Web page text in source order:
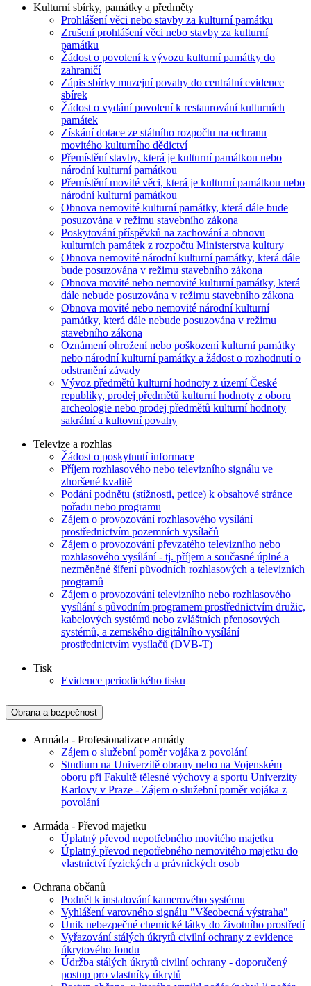
Kulturní sbírky, památky a předměty
Prohlášení věci nebo stavby za kulturní památku
Zrušení prohlášení věci nebo stavby za kulturní
památku
Žádost o povolení k vývozu kulturní památky do
zahraničí
Zápis sbírky muzejní povahy do centrální evidence
sbírek
Žádost o vydání povolení k restaurování kulturních
památek
Získání dotace ze státního rozpočtu na ochranu
movitého kulturního dědictví
Přemístění stavby, která je kulturní památkou nebo
národní kulturní památkou
Přemístění movité věci, která je kulturní památkou nebo
národní kulturní památkou
Obnova nemovité kulturní památky, která dále bude
posuzována v režimu stavebního zákona
Poskytování příspěvků na zachování a obnovu
kulturních památek z rozpočtu Ministerstva kultury
Obnova nemovité národní kulturní památky, která dále
bude posuzována v režimu stavebního zákona
Obnova movité nebo nemovité kulturní památky, která
dále nebude posuzována v režimu stavebního zákona
Obnova movité nebo nemovité národní kulturní
památky, která dále nebude posuzována v režimu
stavebního zákona
Oznámení ohrožení nebo poškození kulturní památky
nebo národní kulturní památky a žádost o rozhodnutí o
odstranění závady
Vývoz předmětů kulturní hodnoty z území České
republiky, prodej předmětů kulturní hodnoty z oboru
archeologie nebo prodej předmětů kulturní hodnoty
sakrální a kultovní povahy
Televize a rozhlas
Žádost o poskytnutí informace
Příjem rozhlasového nebo televizního signálu ve
zhoršené kvalitě
Podání podnětu (stížnosti, petice) k obsahové stránce
pořadu nebo programu
Zájem o provozování rozhlasového vysílání
prostřednictvím pozemních vysílačů
Zájem o provozování převzatého televizního nebo
rozhlasového vysílání - tj. příjem a současné úplné a
nezměněné šíření původních rozhlasových a televizních
programů
Zájem o provozování televizního nebo rozhlasového
vysílání s původním programem prostřednictvím družic,
kabelových systémů nebo zvláštních přenosových
systémů, a zemského digitálního vysílání
prostřednictvím vysílačů (DVB-T)
Tisk
Evidence periodického tisku
Obrana a bezpečnost
Armáda - Profesionalizace armády
Zájem o služební poměr vojáka z povolání
Studium na Univerzitě obrany nebo na Vojenském
oboru při Fakultě tělesné výchovy a sportu Univerzity
Karlovy v Praze - Zájem o služební poměr vojáka z
povolání
Armáda - Převod majetku
Úplatný převod nepotřebného movitého majetku
Úplatný převod nepotřebného nemovitého majetku do
vlastnictví fyzických a právnických osob
Ochrana občanů
Podnět k instalování kamerového systému
Vyhlášení varovného signálu "Všeobecná výstraha"
Únik nebezpečné chemické látky do životního prostředí
Vyřazování stálých úkrytů civilní ochrany z evidence
úkrytového fondu
Údržba stálých úkrytů civilní ochrany - doporučený
postup pro vlastníky úkrytů